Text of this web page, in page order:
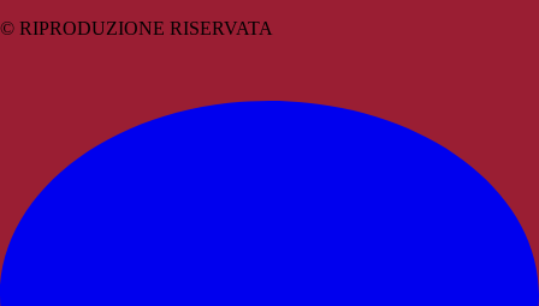
© RIPRODUZIONE RISERVATA